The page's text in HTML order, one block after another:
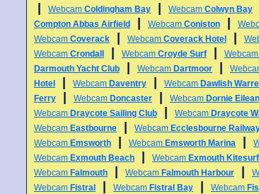
Webcam Coldingham Bay Webcam Colwyn Bay
Compton Abbas Airfield
Webcam Coniston
Webcam Coverack Webcam Coverack Hotel
Webcam Crondall Webcam Croyde Surf Webcam
Darmouth Yacht Club
Webcam Dartmoor
Hotel
Webcam Daventry Webcam Dawlish
Ferry
Webcam Doncaster Webcam Dornie
Webcam Draycote Sailing Club Webcam Draycote
Webcam Eastbourne Webcam Ecclesbourne
Webcam Emsworth Webcam Emsworth Marina
Webcam Exmouth Beach Webcam Exmouth Kitesurf
Webcam Falmouth Webcam Falmouth Harbour
Webcam Fistral Webcam Fistral Bay Webcam